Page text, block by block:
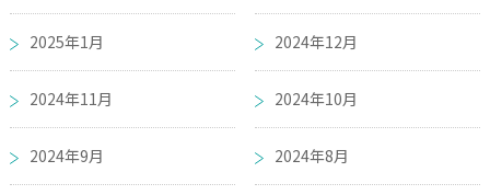
2025年1月 2024年12月
2024年11月 2024年10月
2024年9月 2024年8月